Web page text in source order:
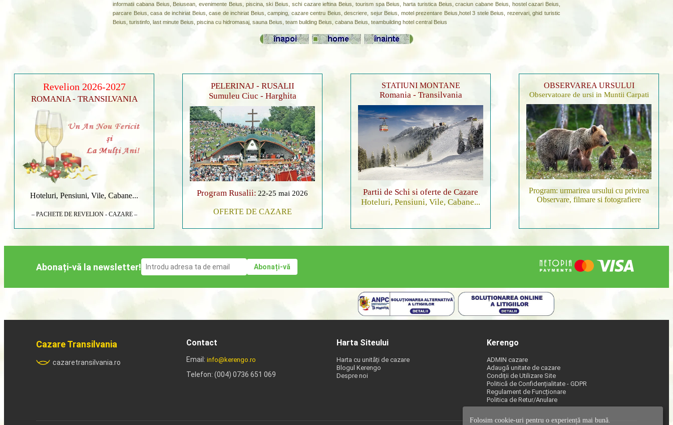
informatii cabana Beius, Beiusean, evenimente Beius, piscina, ski Beius, schi cazare ieftina Beius, tourism spa Beius, harta turistica Beius, craciun cabane Beius, hostel cazari Beius,
parcare Beius, casa de inchiriat Beius, case de inchiriat Beius, camping, cazare centru Beius, descriere, sejur Beius, motel prezentare Beius,hotel 3 stele Beius, rezervari, ghid turistic
Beius, turistinfo, last minute Beius, piscina cu hidromasaj, sauna Beius, team building Beius, cabana Beius, teambuilding hotel central Beius
Revelion 2026-2027
ROMANIA - TRANSILVANIA
Hoteluri, Pensiuni, Vile, Cabane...
– PACHETE DE REVELION - CAZARE –
PELERINAJ - RUSALII
Sumuleu Ciuc - Harghita
Program Rusalii: 22-25 mai 2026
OFERTE DE CAZARE
STATIUNI MONTANE
Romania - Transilvania
Partii de Schi si oferte de Cazare
Hoteluri, Pensiuni, Vile, Cabane...
OBSERVAREA URSULUI
Observatoare de ursi in Muntii Carpati
Program: urmarirea ursului cu privirea
Observare, filmare si fotografiere
Abonați-vă la newsletter!
Cazare Transilvania
cazaretransilvania.ro
Contact
Email: info@kerengo.ro
Telefon: (004) 0736 651 069
Harta Siteului
Harta cu unități de cazare
Blogul Kerengo
Despre noi
Kerengo
ADMIN cazare
Adaugă unitate de cazare
Condiții de Utilizare Site
Politică de Confidențialitate - GDPR
Regulament de Funcționare
Politica de Retur/Anulare
Folosim cookie-uri pentru o experiență mai bună.